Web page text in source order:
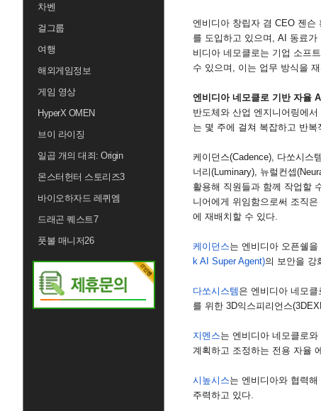
차벤
걸그룹
여행
해외게임정보
게임 영상
HyperX OMEN
브이 라이징
일곱 개의 대죄: Origin
몬스터헌터 스토리즈3
바이오하자드 레퀴엠
드래곤 퀘스트7
풋볼 매니저26
엔비디아 창립자 겸 CEO 젠슨
를 도입하고 있으며 , AI 동료가
비디아 네모클로는 기업 소프
수 있으며 , 이는 업무 방식을
엔비디아 네모클로 기반 자율AI
반도체와 산업 엔지니어링에
는 몇 주에 걸쳐 복잡하고 반
케이던스(Cadence), 다쏘시스템
너리(Luminary), 뉴럴컨셉
활용해 직원들과 함께 작업할
니어에게 위임함으로써 조직
에 재배치할 수 있다.
케이던스는 엔비디아 오픈쉘
k AI Super Agent)의 보안을 강
다쏘시스템 은 엔비디아 네모
를 위한3D익스피리언스
지멘스는 엔비디아 네모클로와
계획하고 조정하는 전용 자율
시높시스는 엔비디아와 협력
주력하고 있다.